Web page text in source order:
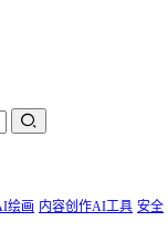
绘画 内容创作AI工具 安全